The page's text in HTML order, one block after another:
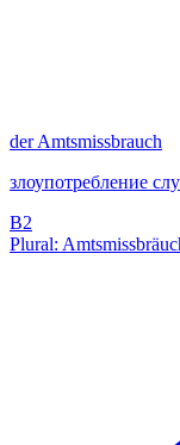
derAmtsmissbrauch
злоупотребление
B2
Plural: